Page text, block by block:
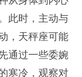
此时，主动与
，天秤座可能
通过一些委婉
寒冷，观察对